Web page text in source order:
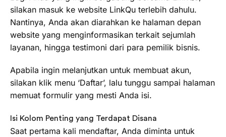
silakan masuk ke website LinkQu terlebih dahulu.
Nantinya, Anda akan diarahkan ke halaman depan
website yang menginformasikan terkait sejumlah
layanan, hingga testimoni dari para pemilik bisnis.
Apabila ingin melanjutkan untuk membuat akun,
silakan klik menu ‘Daftar’, lalu tunggu sampai halaman
memuat formulir yang mesti Anda isi.
Isi Kolom Penting yang Terdapat Disana
Saat pertama kali mendaftar, Anda diminta untuk